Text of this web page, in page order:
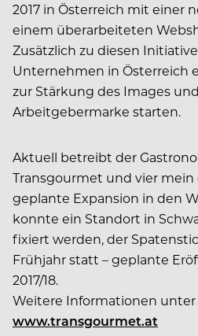
2017 in Österreich mit einer
einem überarbeiteten
Zusätzlich zu diesen
Unternehmen in Österreich
zur Stärkung des Images
Arbeitgebermarke starten.
Aktuell betreibt der
Transgourmet und vier mein
geplante Expansion in den
konnte ein Standort in
fixiert werden, der
Frühjahr statt – geplante
2017/18.
Weitere Informationen unter
www.transgourmet.at